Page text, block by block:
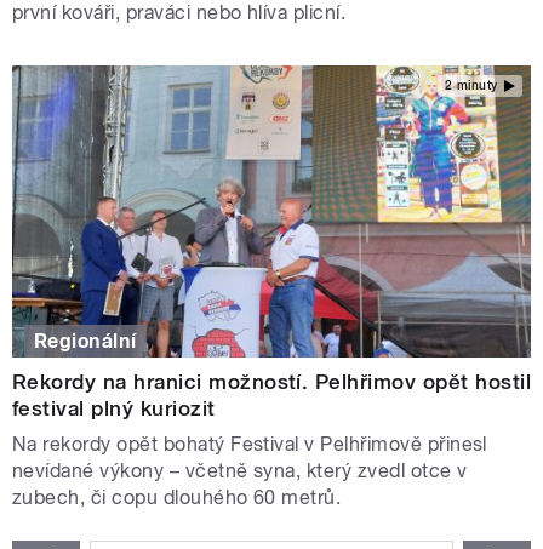
první kováři, praváci nebo hlíva plicní.
2 minuty
Regionální
Rekordy na hranici možností. Pelhřimov opět hostil
festival plný kuriozit
Na rekordy opět bohatý Festival v Pelhřimově přinesl
nevídané výkony – včetně syna, který zvedl otce v
zubech, či copu dlouhého 60 metrů.